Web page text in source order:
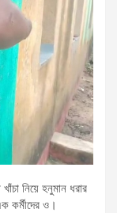
খাঁচা নিয়ে হনুমান ধরার
কর্মীদের ও।